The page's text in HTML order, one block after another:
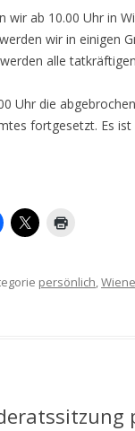
wir ab 10.00 Uhr in
wir in einigen
alle
Uhr die
fortgesetzt. Es
persönlich,